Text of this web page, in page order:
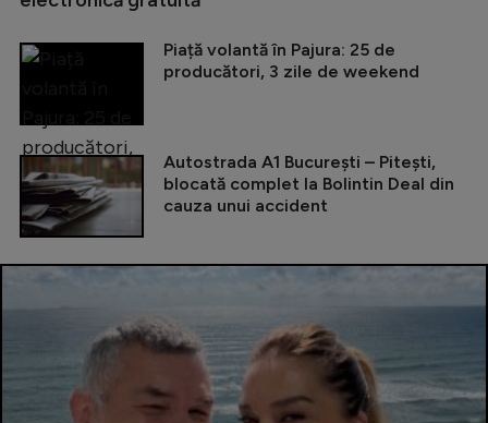
Piață volantă în Pajura: 25 de
producători, 3 zile de weekend
Autostrada A1 București – Pitești,
blocată complet la Bolintin Deal din
cauza unui accident